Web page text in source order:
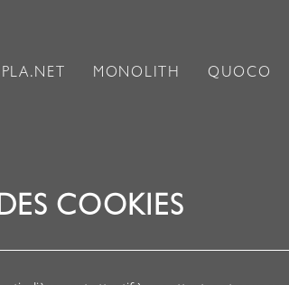
PLA.NET MONOLITH QUOCO
COOKIES